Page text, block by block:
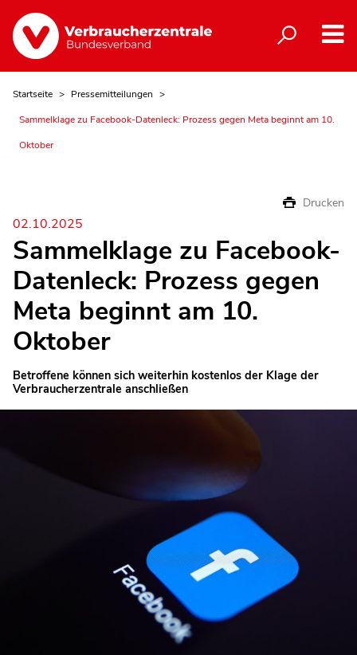
Startseite
Pressemitteilungen
Sammelklage zu Facebook-Datenleck: Prozess gegen Meta beginnt am 10.
Oktober
Drucken
02.10.2025
Sammelklage zu Facebook-
Datenleck: Prozess gegen
Meta beginnt am 10.
Oktober
Betroffene können sich weiterhin kostenlos der Klage der
Verbraucherzentrale anschließen